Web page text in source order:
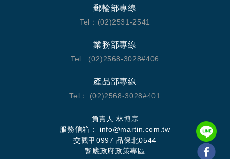
郵輪部專線
Tel：(02)2531-2541
業務部專線
Tel : (02)2568-3028#406
產品部專線
Tel： (02)2568-3028#401
負責人:林博宗
服務信箱： info@martin.com.tw
交觀甲0997 品保北0544
響應政府政策專區